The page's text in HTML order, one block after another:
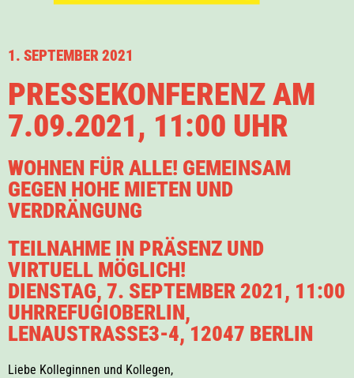
1. SEPTEMBER 2021
PRESSEKONFERENZ AM
7.09.2021, 11:00 UHR
WOHNEN FÜR ALLE! GEMEINSAM
GEGEN HOHE MIETEN UND
VERDRÄNGUNG
TEILNAHME IN PRÄSENZ UND
VIRTUELL MÖGLICH!
DIENSTAG, 7. SEPTEMBER 2021, 11:00
UHRREFUGIOBERLIN,
LENAUSTRASSE3-4, 12047 BERLIN
Liebe Kolleginnen und Kollegen,